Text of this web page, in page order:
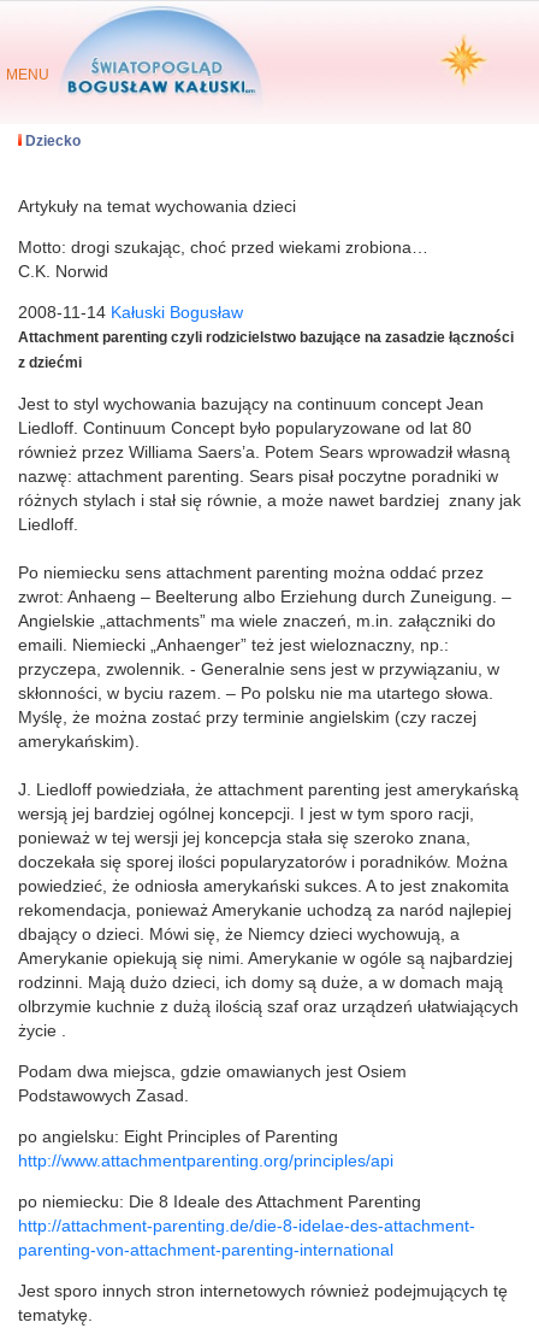
MENU
Dziecko
Artykuły na temat wychowania dzieci
Motto: drogi szukając, choć przed wiekami zrobiona…
C.K. Norwid
2008-11-14 Kałuski Bogusław
Attachment parenting czyli rodzicielstwo bazujące na zasadzie łączności
z dziećmi
Jest to styl wychowania bazujący na continuum concept Jean
Liedloff. Continuum Concept było popularyzowane od lat 80
również przez Williama Saers’a. Potem Sears wprowadził własną
nazwę: attachment parenting. Sears pisał poczytne poradniki w
różnych stylach i stał się równie, a może nawet bardziej znany jak
Liedloff.
Po niemiecku sens attachment parenting można oddać przez
zwrot: Anhaeng – Beelterung albo Erziehung durch Zuneigung. –
Angielskie „attachments” ma wiele znaczeń, m.in. załączniki do
emaili. Niemiecki „Anhaenger” też jest wieloznaczny, np.:
przyczepa, zwolennik. - Generalnie sens jest w przywiązaniu, w
skłonności, w byciu razem. – Po polsku nie ma utartego słowa.
Myślę, że można zostać przy terminie angielskim (czy raczej
amerykańskim).
J. Liedloff powiedziała, że attachment parenting jest amerykańską
wersją jej bardziej ogólnej koncepcji. I jest w tym sporo racji,
ponieważ w tej wersji jej koncepcja stała się szeroko znana,
doczekała się sporej ilości popularyzatorów i poradników. Można
powiedzieć, że odniosła amerykański sukces. A to jest znakomita
rekomendacja, ponieważ Amerykanie uchodzą za naród najlepiej
dbający o dzieci. Mówi się, że Niemcy dzieci wychowują, a
Amerykanie opiekują się nimi. Amerykanie w ogóle są najbardziej
rodzinni. Mają dużo dzieci, ich domy są duże, a w domach mają
olbrzymie kuchnie z dużą ilością szaf oraz urządzeń ułatwiających
życie .
Podam dwa miejsca, gdzie omawianych jest Osiem
Podstawowych Zasad.
po angielsku: Eight Principles of Parenting
http://www.attachmentparenting.org/principles/api
po niemiecku: Die 8 Ideale des Attachment Parenting
http://attachment-parenting.de/die-8-idelae-des-attachment-
parenting-von-attachment-parenting-international
Jest sporo innych stron internetowych również podejmujących tę
tematykę.